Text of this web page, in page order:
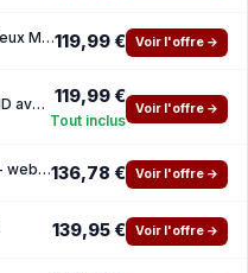
Brio 500 Webcam HD avec Deux Micros a Reduction de Bruit - Graphite119,99 € Voir l'offre →
Webcam Logitech Brio 500 HD avec Deux Micros a Reduction de Bruit Graphite 119,99 €
Tout inclus
Voir l'offre →
Logitech Logitech BRIO 500 - webcam136,78 € Voir l'offre →
139,95 € Voir l'offre →